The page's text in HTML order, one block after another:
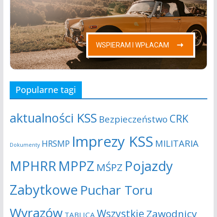
Popularne tagi
aktualności KSS Bezpieczeństwo CRK
Dokumenty HRSMP Imprezy KSS MILITARIA
MPHRRMPPZ MŚPZ Pojazdy
Zabytkowe Puchar Toru
Wyrazów TABLICA Wszystkie Zawodnicy